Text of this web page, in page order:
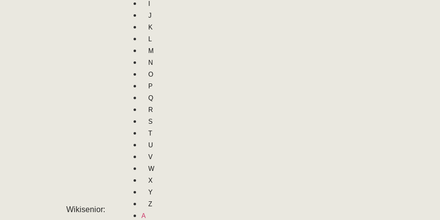
Wikisenior:
J
K
L
M
N
O
P
Q
R
S
T
U
V
W
X
Y
Z
A